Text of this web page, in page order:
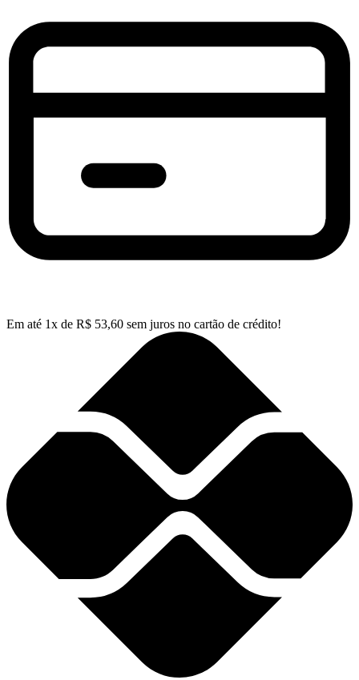
Em até 1x de R$ 53,60 sem juros no cartão de crédito!